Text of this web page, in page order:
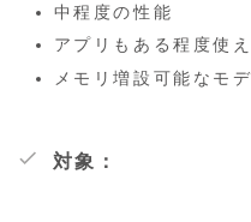
中程度の性能
アプリもある程度使
メモリ増設可能なモ
対象：